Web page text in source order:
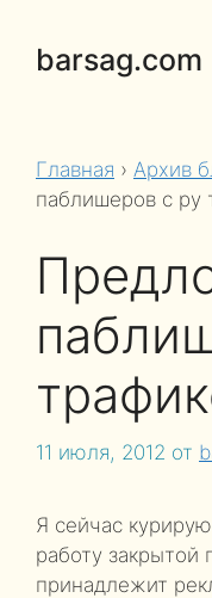
содержимому
barsag.com
Главная › Архив
паблишеров с ру
11 июля, 2012 от
Я сейчас
работу закрытой
принадлежит